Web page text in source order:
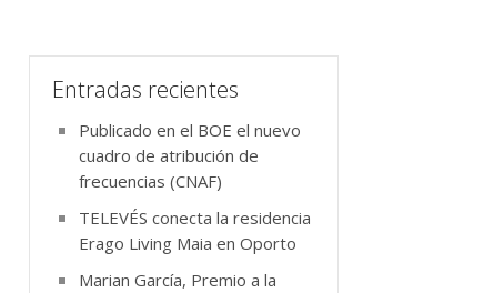
Entradas recientes
Publicado en el BOE el nuevo
cuadro de atribución de
frecuencias (CNAF)
TELEVÉS conecta la residencia
Erago Living Maia en Oporto
Marian García, Premio a la